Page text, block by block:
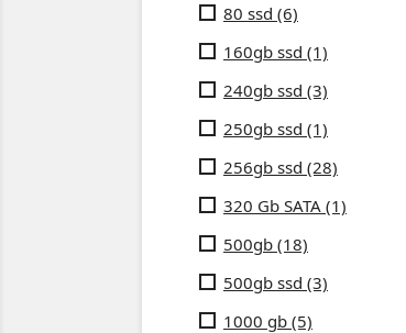
80 ssd (6)
160gb ssd (1)
240gb ssd (3)
250gb ssd (1)
256gb ssd (28)
320 Gb SATA (1)
500gb (18)
500gb ssd (3)
1000 gb (5)